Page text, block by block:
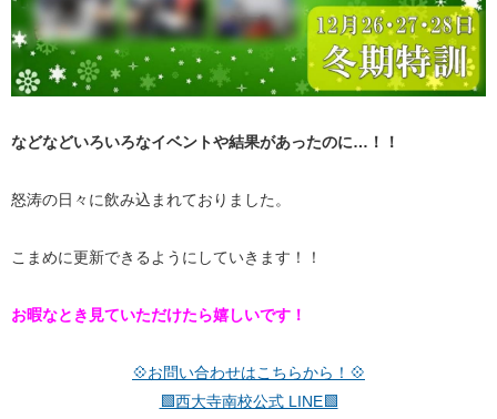
などなどいろいろなイベントや結果があったのに…！！
怒涛の日々に飲み込まれておりました。
こまめに更新できるようにしていきます！！
お暇なとき見ていただけたら嬉しいです！
💠お問い合わせはこちらから！💠
🟩西大寺南校公式 LINE🟩